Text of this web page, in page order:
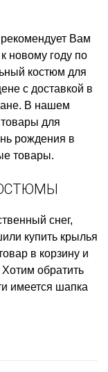
Вам
новому году по
костюм для
с доставкой в
В нашем
для
рождения в
товары.
снег,
купить крылья
в корзину и
обратить
имеется шапка